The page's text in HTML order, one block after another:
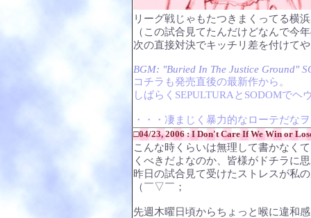
リーグ戦じゃもたつきまくってる横
（この試合見てたんだけどなんで今
次の直接対決でキッチリ差を付けて
BGM: "Buried In The Justice Ground"
コチラも発売直後の最新作から。
しばらくSEPULTURAとSODOMでヘ
・・・凄まじく暴力的なローテだな
□04/23, 2006 : I Don't Care If We Win or
こんな時くらいは無理して書かなく
くべきだよなのか、皆様がドチラに
昨日の試合見て受けたストレスが私
（￣▽￣；
先週木曜日頃からちょっと喉に違和